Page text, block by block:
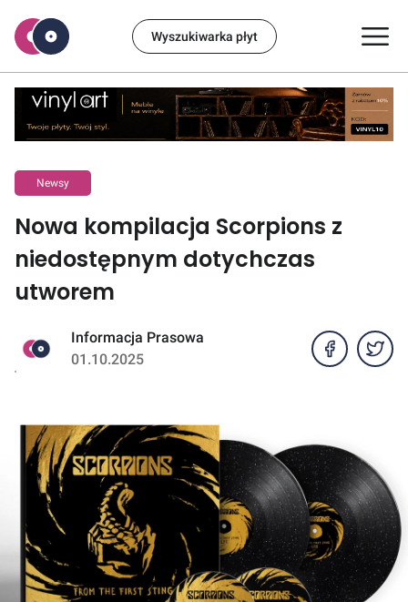
Wyszukiwarka płyt
Newsy
Nowa kompilacja Scorpions z
niedostępnym dotychczas
utworem
Informacja Prasowa
01.10.2025